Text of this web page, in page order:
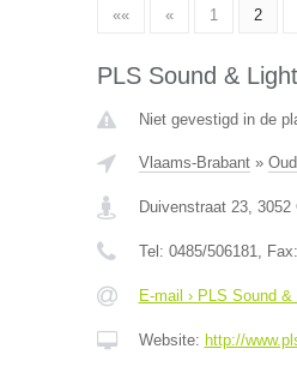
«« « 1 2
PLS Sound & Light
Niet gevestigd in de
Vlaams-Brabant»
Duivenstraat 23, 3052
Tel: 0485/506181, Fax:
E-mail › PLS Sound &
Website: http://